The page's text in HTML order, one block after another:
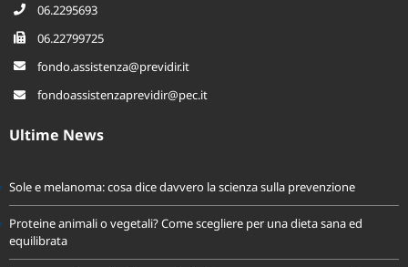
06.2295693
06.22799725
fondo.assistenza@previdir.it
fondoassistenzaprevidir@pec.it
Ultime News
Sole e melanoma: cosa dice davvero la scienza sulla prevenzione
Proteine animali o vegetali? Come scegliere per una dieta sana ed
equilibrata